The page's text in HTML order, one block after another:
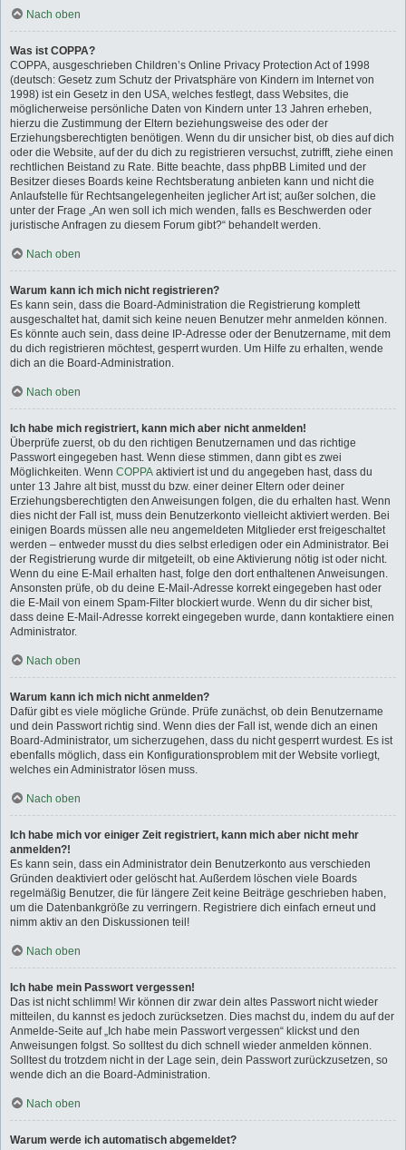
Nach oben
Was ist COPPA?
COPPA, ausgeschrieben Children’s Online Privacy Protection Act of 1998
(deutsch: Gesetz zum Schutz der Privatsphäre von Kindern im Internet von
1998) ist ein Gesetz in den USA, welches festlegt, dass Websites, die
möglicherweise persönliche Daten von Kindern unter 13 Jahren erheben,
hierzu die Zustimmung der Eltern beziehungsweise des oder der
Erziehungsberechtigten benötigen. Wenn du dir unsicher bist, ob dies auf dich
oder die Website, auf der du dich zu registrieren versuchst, zutrifft, ziehe einen
rechtlichen Beistand zu Rate. Bitte beachte, dass phpBB Limited und der
Besitzer dieses Boards keine Rechtsberatung anbieten kann und nicht die
Anlaufstelle für Rechtsangelegenheiten jeglicher Art ist; außer solchen, die
unter der Frage „An wen soll ich mich wenden, falls es Beschwerden oder
juristische Anfragen zu diesem Forum gibt?“ behandelt werden.
Nach oben
Warum kann ich mich nicht registrieren?
Es kann sein, dass die Board-Administration die Registrierung komplett
ausgeschaltet hat, damit sich keine neuen Benutzer mehr anmelden können.
Es könnte auch sein, dass deine IP-Adresse oder der Benutzername, mit dem
du dich registrieren möchtest, gesperrt wurden. Um Hilfe zu erhalten, wende
dich an die Board-Administration.
Nach oben
Ich habe mich registriert, kann mich aber nicht anmelden!
Überprüfe zuerst, ob du den richtigen Benutzernamen und das richtige
Passwort eingegeben hast. Wenn diese stimmen, dann gibt es zwei
Möglichkeiten. Wenn COPPA aktiviert ist und du angegeben hast, dass du
unter 13 Jahre alt bist, musst du bzw. einer deiner Eltern oder deiner
Erziehungsberechtigten den Anweisungen folgen, die du erhalten hast. Wenn
dies nicht der Fall ist, muss dein Benutzerkonto vielleicht aktiviert werden. Bei
einigen Boards müssen alle neu angemeldeten Mitglieder erst freigeschaltet
werden – entweder musst du dies selbst erledigen oder ein Administrator. Bei
der Registrierung wurde dir mitgeteilt, ob eine Aktivierung nötig ist oder nicht.
Wenn du eine E-Mail erhalten hast, folge den dort enthaltenen Anweisungen.
Ansonsten prüfe, ob du deine E-Mail-Adresse korrekt eingegeben hast oder
die E-Mail von einem Spam-Filter blockiert wurde. Wenn du dir sicher bist,
dass deine E-Mail-Adresse korrekt eingegeben wurde, dann kontaktiere einen
Administrator.
Nach oben
Warum kann ich mich nicht anmelden?
Dafür gibt es viele mögliche Gründe. Prüfe zunächst, ob dein Benutzername
und dein Passwort richtig sind. Wenn dies der Fall ist, wende dich an einen
Board-Administrator, um sicherzugehen, dass du nicht gesperrt wurdest. Es ist
ebenfalls möglich, dass ein Konfigurationsproblem mit der Website vorliegt,
welches ein Administrator lösen muss.
Nach oben
Ich habe mich vor einiger Zeit registriert, kann mich aber nicht mehr
anmelden?!
Es kann sein, dass ein Administrator dein Benutzerkonto aus verschieden
Gründen deaktiviert oder gelöscht hat. Außerdem löschen viele Boards
regelmäßig Benutzer, die für längere Zeit keine Beiträge geschrieben haben,
um die Datenbankgröße zu verringern. Registriere dich einfach erneut und
nimm aktiv an den Diskussionen teil!
Nach oben
Ich habe mein Passwort vergessen!
Das ist nicht schlimm! Wir können dir zwar dein altes Passwort nicht wieder
mitteilen, du kannst es jedoch zurücksetzen. Dies machst du, indem du auf der
Anmelde-Seite auf „Ich habe mein Passwort vergessen“ klickst und den
Anweisungen folgst. So solltest du dich schnell wieder anmelden können.
Solltest du trotzdem nicht in der Lage sein, dein Passwort zurückzusetzen, so
wende dich an die Board-Administration.
Nach oben
Warum werde ich automatisch abgemeldet?